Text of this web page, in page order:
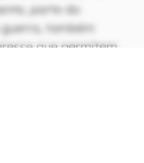
parte do
também
que permitem